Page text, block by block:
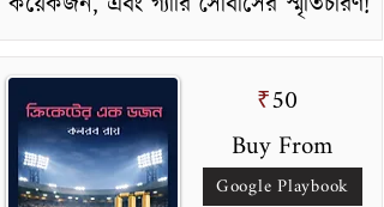
₹50
Buy From
Google Playbook